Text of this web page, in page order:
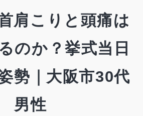
肩こりと頭痛は
のか？挙式当日
勢｜大阪市30代
男性